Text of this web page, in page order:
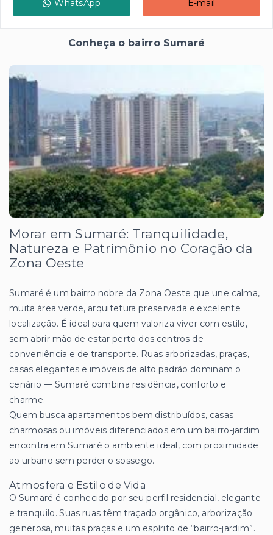
WhatsApp E-mail
Conheça o bairro Sumaré
Morar em Sumaré: Tranquilidade,
Natureza e Patrimônio no Coração da
Zona Oeste
Sumaré é um bairro nobre da Zona Oeste que une calma,
muita área verde, arquitetura preservada e excelente
localização. É ideal para quem valoriza viver com estilo,
sem abrir mão de estar perto dos centros de
conveniência e de transporte. Ruas arborizadas, praças,
casas elegantes e imóveis de alto padrão dominam o
cenário — Sumaré combina residência, conforto e
charme.
Quem busca apartamentos bem distribuídos, casas
charmosas ou imóveis diferenciados em um bairro-jardim
encontra em Sumaré o ambiente ideal, com proximidade
ao urbano sem perder o sossego.
Atmosfera e Estilo de Vida
O Sumaré é conhecido por seu perfil residencial, elegante
e tranquilo. Suas ruas têm traçado orgânico, arborização
generosa, muitas praças e um espírito de “bairro-jardim”.